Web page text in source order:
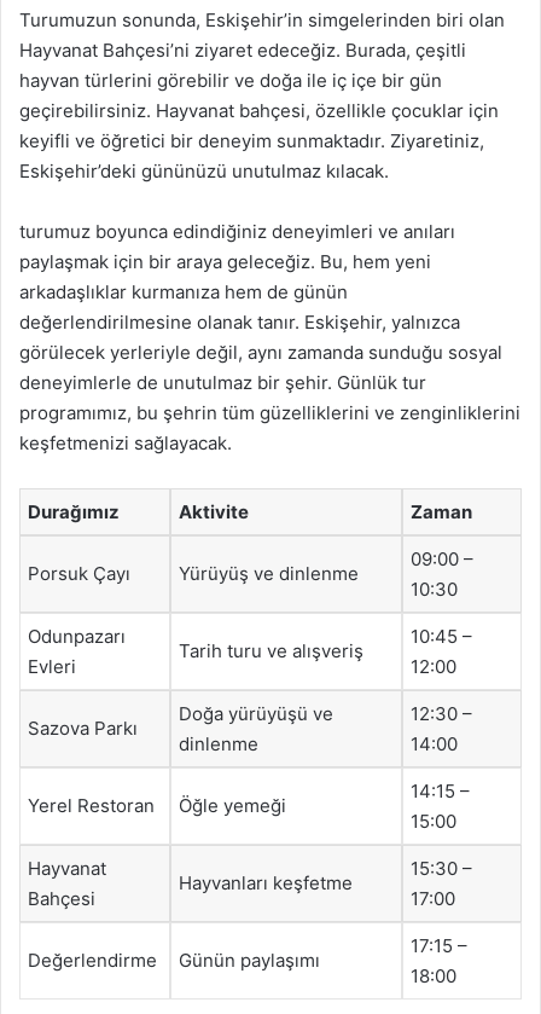
Turumuzun sonunda, Eskişehir’in simgelerinden biri olan
Hayvanat Bahçesi’ni ziyaret edeceğiz. Burada, çeşitli
hayvan türlerini görebilir ve doğa ile iç içe bir gün
geçirebilirsiniz. Hayvanat bahçesi, özellikle çocuklar için
keyifli ve öğretici bir deneyim sunmaktadır. Ziyaretiniz,
Eskişehir’deki gününüzü unutulmaz kılacak.
turumuz boyunca edindiğiniz deneyimleri ve anıları
paylaşmak için bir araya geleceğiz. Bu, hem yeni
arkadaşlıklar kurmanıza hem de günün
değerlendirilmesine olanak tanır. Eskişehir, yalnızca
görülecek yerleriyle değil, aynı zamanda sunduğu sosyal
deneyimlerle de unutulmaz bir şehir. Günlük tur
programımız, bu şehrin tüm güzelliklerini ve zenginliklerini
keşfetmenizi sağlayacak.
Durağımız Aktivite Zaman
Porsuk Çayı Yürüyüş ve dinlenme
09:00 –
10:30
Odunpazarı
Evleri
Tarih turu ve alışveriş
10:45 –
12:00
Sazova Parkı
Doğa yürüyüşü ve
dinlenme
12:30 –
14:00
Yerel Restoran Öğle yemeği
14:15 –
15:00
Hayvanat
Bahçesi
Hayvanları keşfetme
15:30 –
17:00
Değerlendirme Günün paylaşımı
17:15 –
18:00